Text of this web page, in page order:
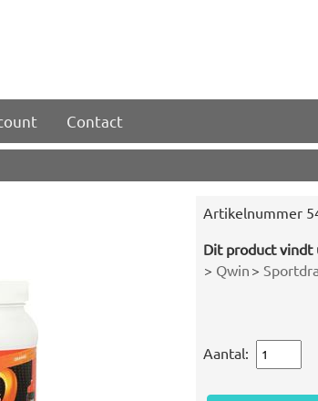
Contact
Artikelnummer
Dit product vindt
> Qwin >
Aantal: